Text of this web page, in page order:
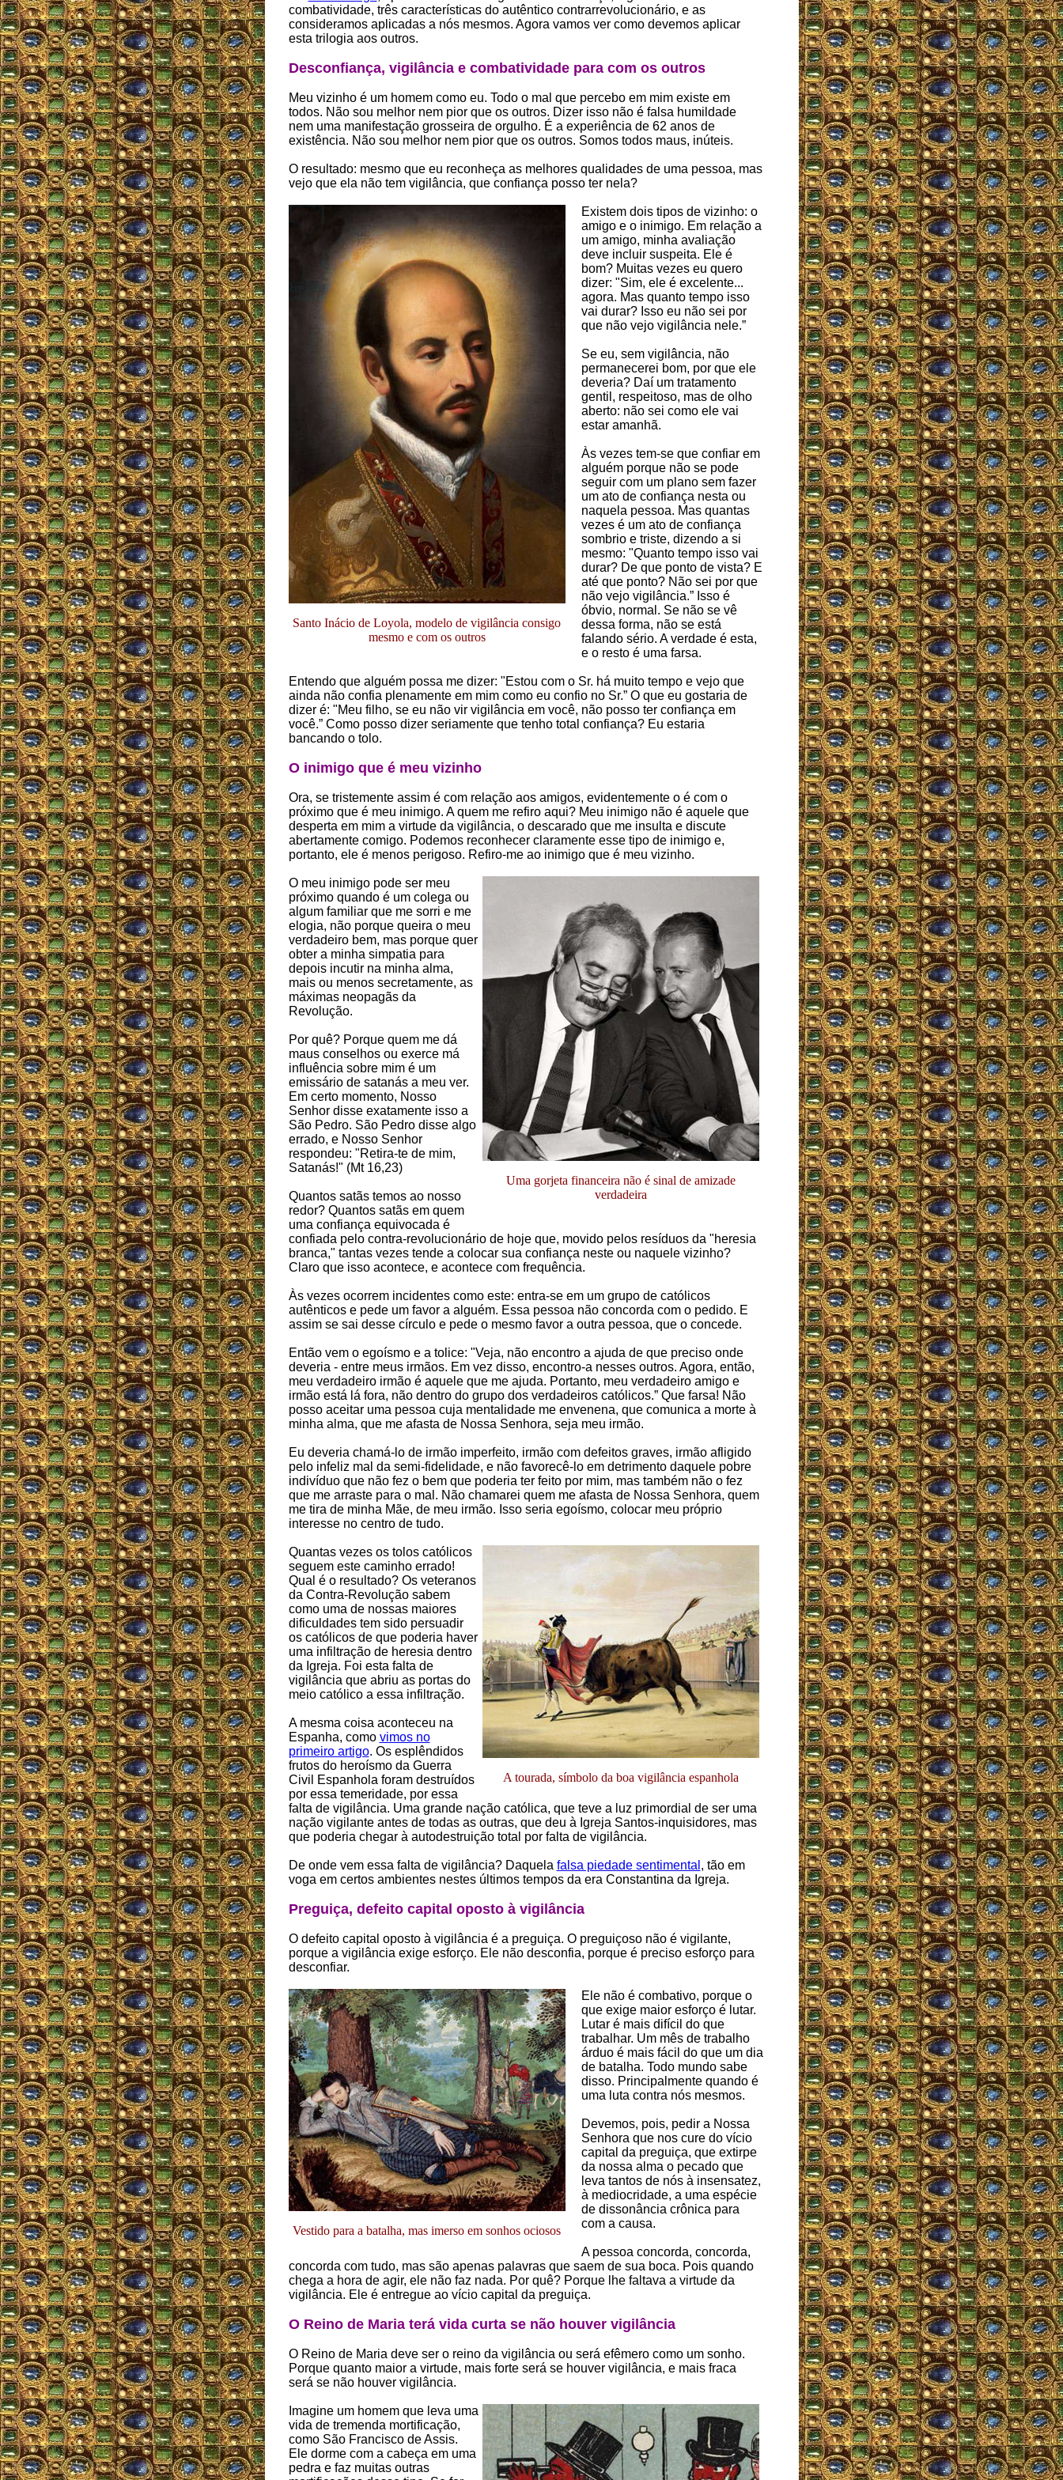
combatividade, três características do autêntico contrarrevolucionário, e as
consideramos aplicadas a nós mesmos. Agora vamos ver como devemos aplicar
esta trilogia aos outros.
Desconfiança, vigilância e combatividade para com os outros
Meu vizinho é um homem como eu. Todo o mal que percebo em mim existe em
todos. Não sou melhor nem pior que os outros. Dizer isso não é falsa humildade
nem uma manifestação grosseira de orgulho. É a experiência de 62 anos de
existência. Não sou melhor nem pior que os outros. Somos todos maus, inúteis.
O resultado: mesmo que eu reconheça as melhores qualidades de uma pessoa, mas
vejo que ela não tem vigilância, que confiança posso ter nela?
Santo Inácio de Loyola, modelo de vigilância consigo
mesmo e com os outros
Existem dois tipos de vizinho: o
amigo e o inimigo. Em relação a
um amigo, minha avaliação
deve incluir suspeita. Ele é
bom? Muitas vezes eu quero
dizer: "Sim, ele é excelente...
agora. Mas quanto tempo isso
vai durar? Isso eu não sei por
que não vejo vigilância nele.”
Se eu, sem vigilância, não
permanecerei bom, por que ele
deveria? Daí um tratamento
gentil, respeitoso, mas de olho
aberto: não sei como ele vai
estar amanhã.
Às vezes tem-se que confiar em
alguém porque não se pode
seguir com um plano sem fazer
um ato de confiança nesta ou
naquela pessoa. Mas quantas
vezes é um ato de confiança
sombrio e triste, dizendo a si
mesmo: "Quanto tempo isso vai
durar? De que ponto de vista? E
até que ponto? Não sei por que
não vejo vigilância.” Isso é
óbvio, normal. Se não se vê
dessa forma, não se está
falando sério. A verdade é esta,
e o resto é uma farsa.
Entendo que alguém possa me dizer: "Estou com o Sr. há muito tempo e vejo que
ainda não confia plenamente em mim como eu confio no Sr.” O que eu gostaria de
dizer é: "Meu filho, se eu não vir vigilância em você, não posso ter confiança em
você.” Como posso dizer seriamente que tenho total confiança? Eu estaria
bancando o tolo.
O inimigo que é meu vizinho
Ora, se tristemente assim é com relação aos amigos, evidentemente o é com o
próximo que é meu inimigo. A quem me refiro aqui? Meu inimigo não é aquele que
desperta em mim a virtude da vigilância, o descarado que me insulta e discute
abertamente comigo. Podemos reconhecer claramente esse tipo de inimigo e,
portanto, ele é menos perigoso. Refiro-me ao inimigo que é meu vizinho.
Uma gorjeta financeira não é sinal de amizade
verdadeira
O meu inimigo pode ser meu
próximo quando é um colega ou
algum familiar que me sorri e me
elogia, não porque queira o meu
verdadeiro bem, mas porque quer
obter a minha simpatia para
depois incutir na minha alma,
mais ou menos secretamente, as
máximas neopagãs da
Revolução.
Por quê? Porque quem me dá
maus conselhos ou exerce má
influência sobre mim é um
emissário de satanás a meu ver.
Em certo momento, Nosso
Senhor disse exatamente isso a
São Pedro. São Pedro disse algo
errado, e Nosso Senhor
respondeu: "Retira-te de mim,
Satanás!" (Mt 16,23)
Quantos satãs temos ao nosso
redor? Quantos satãs em quem
uma confiança equivocada é
confiada pelo contra-revolucionário de hoje que, movido pelos resíduos da "heresia
branca," tantas vezes tende a colocar sua confiança neste ou naquele vizinho?
Claro que isso acontece, e acontece com frequência.
Às vezes ocorrem incidentes como este: entra-se em um grupo de católicos
autênticos e pede um favor a alguém. Essa pessoa não concorda com o pedido. E
assim se sai desse círculo e pede o mesmo favor a outra pessoa, que o concede.
Então vem o egoísmo e a tolice: "Veja, não encontro a ajuda de que preciso onde
deveria - entre meus irmãos. Em vez disso, encontro-a nesses outros. Agora, então,
meu verdadeiro irmão é aquele que me ajuda. Portanto, meu verdadeiro amigo e
irmão está lá fora, não dentro do grupo dos verdadeiros católicos.” Que farsa! Não
posso aceitar uma pessoa cuja mentalidade me envenena, que comunica a morte à
minha alma, que me afasta de Nossa Senhora, seja meu irmão.
Eu deveria chamá-lo de irmão imperfeito, irmão com defeitos graves, irmão afligido
pelo infeliz mal da semi-fidelidade, e não favorecê-lo em detrimento daquele pobre
indivíduo que não fez o bem que poderia ter feito por mim, mas também não o fez
que me arraste para o mal. Não chamarei quem me afasta de Nossa Senhora, quem
me tira de minha Mãe, de meu irmão. Isso seria egoísmo, colocar meu próprio
interesse no centro de tudo.
A tourada, símbolo da boa vigilância espanhola
Quantas vezes os tolos católicos
seguem este caminho errado!
Qual é o resultado? Os veteranos
da Contra-Revolução sabem
como uma de nossas maiores
dificuldades tem sido persuadir
os católicos de que poderia haver
uma infiltração de heresia dentro
da Igreja. Foi esta falta de
vigilância que abriu as portas do
meio católico a essa infiltração.
A mesma coisa aconteceu na
Espanha, como vimos no
primeiro artigo. Os esplêndidos
frutos do heroísmo da Guerra
Civil Espanhola foram destruídos
por essa temeridade, por essa
falta de vigilância. Uma grande nação católica, que teve a luz primordial de ser uma
nação vigilante antes de todas as outras, que deu à Igreja Santos-inquisidores, mas
que poderia chegar à autodestruição total por falta de vigilância.
De onde vem essa falta de vigilância? Daquela falsa piedade sentimental , tão em
voga em certos ambientes nestes últimos tempos da era Constantina da Igreja.
Preguiça, defeito capital oposto à vigilância
O defeito capital oposto à vigilância é a preguiça. O preguiçoso não é vigilante,
porque a vigilância exige esforço. Ele não desconfia, porque é preciso esforço para
desconfiar.
Vestido para a batalha, mas imerso em sonhos ociosos
Ele não é combativo, porque o
que exige maior esforço é lutar.
Lutar é mais difícil do que
trabalhar. Um mês de trabalho
árduo é mais fácil do que um dia
de batalha. Todo mundo sabe
disso. Principalmente quando é
uma luta contra nós mesmos.
Devemos, pois, pedir a Nossa
Senhora que nos cure do vício
capital da preguiça, que extirpe
da nossa alma o pecado que
leva tantos de nós à insensatez,
à mediocridade, a uma espécie
de dissonância crônica para
com a causa.
A pessoa concorda, concorda,
concorda com tudo, mas são apenas palavras que saem de sua boca. Pois quando
chega a hora de agir, ele não faz nada. Por quê? Porque lhe faltava a virtude da
vigilância. Ele é entregue ao vício capital da preguiça.
O Reino de Maria terá vida curta se não houver vigilância
O Reino de Maria deve ser o reino da vigilância ou será efêmero como um sonho.
Porque quanto maior a virtude, mais forte será se houver vigilância, e mais fraca
será se não houver vigilância.
Imagine um homem que leva uma
vida de tremenda mortificação,
como São Francisco de Assis.
Ele dorme com a cabeça em uma
pedra e faz muitas outras